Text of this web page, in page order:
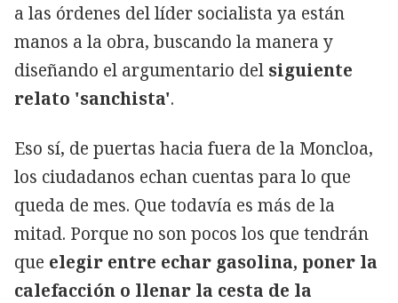
a las órdenes del líder socialista ya están
manos a la obra, buscando la manera y
diseñando el argumentario del siguiente
relato 'sanchista'.
Eso sí, de puertas hacia fuera de la Moncloa,
los ciudadanos echan cuentas para lo que
queda de mes. Que todavía es más de la
mitad. Porque no son pocos los que tendrán
que elegir entre echar gasolina, poner la
calefacción o llenar la cesta de la